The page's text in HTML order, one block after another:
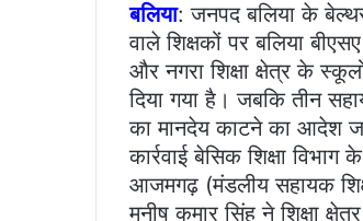
बलिया: जनपद बलिया के
वाले शिक्षकों पर बलिया
और नगरा शिक्षा क्षेत्र के
दिया गया है। जबकि तीन
का मानदेय काटने का आदेश
कार्रवाई बेसिक शिक्षा
आजमगढ़ (मंडलीय सहायक
मनीष कुमार सिंह ने शिक्षा